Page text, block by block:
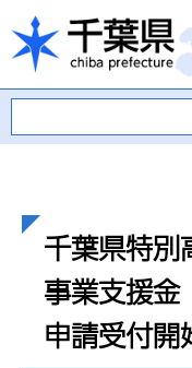
千葉県特別
事業支援
申請受付開